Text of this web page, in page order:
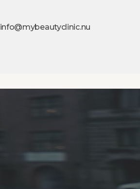
info@mybeautyclinic.nu